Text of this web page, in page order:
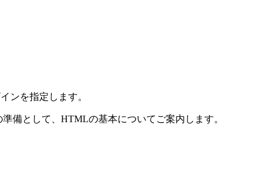
ンを指定します。
備として、HTMLの基本についてご案内します。